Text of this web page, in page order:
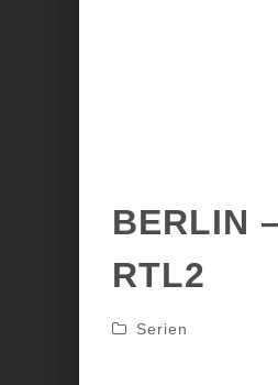
BERLIN
RTL2
Serien